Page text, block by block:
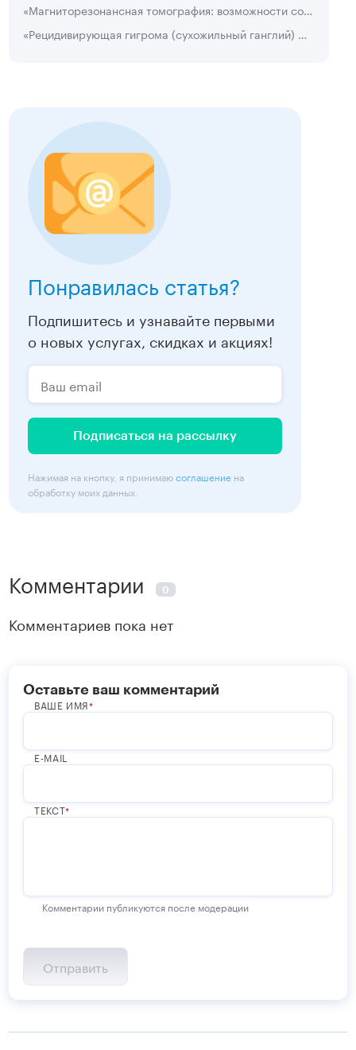
Подробнее Подробнее
«Магниторезонансная томография: возможности современной визуализационной технологии в клинической диагностике» А. А. Летягин
«Рецидивирующая гигрома (сухожильный ганглий) — диагностика и лечение» А. А. Анохин , П. А. Анохин
Понравилась статья?
Подпишитесь и узнавайте первыми
о новых услугах, скидках и акциях!
Подписаться на рассылку
Нажимая на кнопку, я принимаюсоглашение на
обработку моих данных.
Комментарии 0
Комментариев пока нет
Оставьте ваш комментарий
ВАШЕ ИМЯ
E-MAIL
ТЕКСТ
Комментарии публикуются после модерации